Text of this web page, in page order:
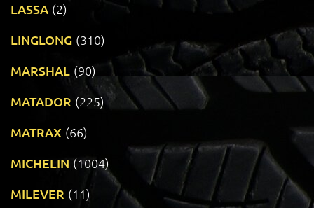
LASSA (2)
LINGLONG (310)
MARSHAL (90)
MATADOR (225)
MATRAX (66)
MICHELIN (1004)
MILEVER (11)